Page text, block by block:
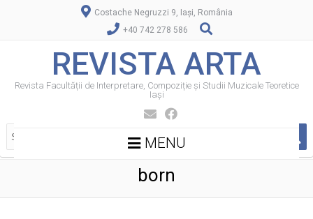
Costache Negruzzi 9, Iași, România
+40 742 278 586
REVISTA ARTA
Revista Facultății de Interpretare, Compoziție și Studii Muzicale Teoretice
Iași
MENU
born